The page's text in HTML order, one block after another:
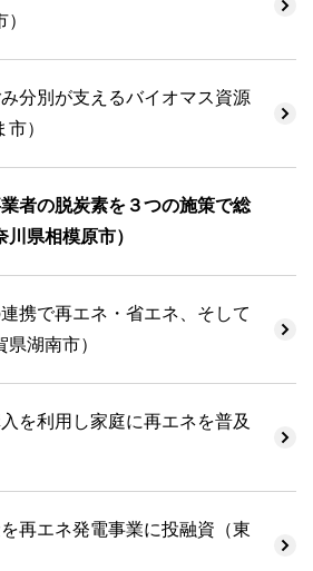
分別が支えるバイオマス資源
）
者の脱炭素を３つの施策で総
県相模原市）
携で再エネ・省エネ、そして
湖南市）
を利用し家庭に再エネを普及
再エネ発電事業に投融資（東